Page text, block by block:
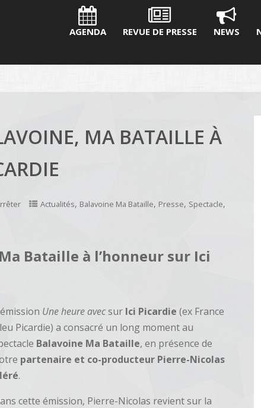
AGENDA REVUE DE PRESSE NEWS
MA BATAILLE À
Actualités, Balavoine Ma Bataille, Presse, Spectacle,
Bataille à l’honneur sur Ici
Une heure avecsur Ici Picardie(ex France
Picardie) a consacré un long moment au
Balavoine Ma Bataille, en présence de
partenaire et co-producteur Pierre-Nicolas
.
cette émission, Pierre-Nicolas revient sur la